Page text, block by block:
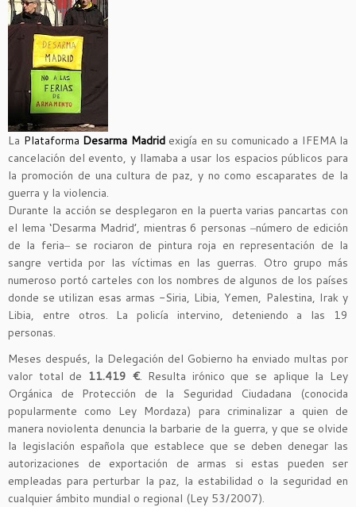
La Plataforma Desarma Madridexigía en su comunicado a IFEMA la
cancelación del evento, y llamaba a usar los espacios públicos para
la promoción de una cultura de paz, y no como escaparates de la
guerra y la violencia.
Durante la acción se desplegaron en la puerta varias pancartas con
el lema ‘Desarma Madrid’, mientras 6 personas ‒número de edición
de la feria‒ se rociaron de pintura roja en representación de la
sangre vertida por las víctimas en las guerras. Otro grupo más
numeroso portó carteles con los nombres de algunos de los países
donde se utilizan esas armas -Siria, Libia, Yemen, Palestina, Irak y
Libia, entre otros. La policía intervino, deteniendo a las 19
personas.
Meses después, la Delegación del Gobierno ha enviado multas por
valor total de 11.419 €. Resulta irónico que se aplique la Ley
Orgánica de Protección de la Seguridad Ciudadana (conocida
popularmente como Ley Mordaza) para criminalizar a quien de
manera noviolenta denuncia la barbarie de la guerra, y que se olvide
la legislación española que establece que se deben denegar las
autorizaciones de exportación de armas si estas pueden ser
empleadas para perturbar la paz, la estabilidad o la seguridad en
cualquier ámbito mundial o regional (Ley 53/2007).